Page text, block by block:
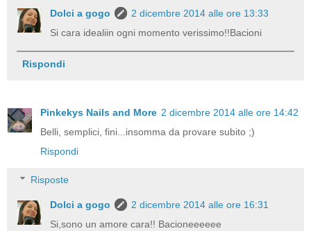
Dolci a gogo
2 dicembre 2014 alle ore 13:33
Si cara idealiin ogni momento verissimo!!Bacioni
Rispondi
Pinkekys Nails and More 2 dicembre 2014 alle ore 14:42
Belli, semplici, fini...insomma da provare subito ;)
Rispondi
Risposte
Dolci a gogo
2 dicembre 2014 alle ore 16:31
Si,sono un amore cara!! Bacioneeeeee